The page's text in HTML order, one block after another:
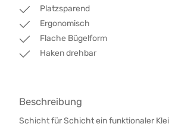
Platzsparend
Ergonomisch
Flache Bügelform
Haken drehbar
Beschreibung
Schicht für Schicht ein funktionaler